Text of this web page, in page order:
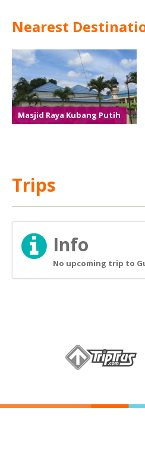
Nearest
Masjid Raya Kubang Putih
Trips
Info
No upcoming trip to